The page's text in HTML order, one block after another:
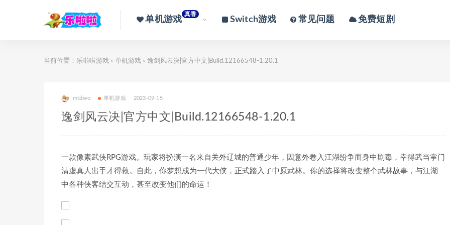
单机游戏
真香
Switch游戏 常见问题 免费短剧
当前位置： 乐啦啦游戏 > 单机游戏 > 逸剑风云决|官方中文|Build.12166548-1.20.1
mtdwo 单机游戏 2023-09-15
逸剑风云决|官方中文|Build.12166548-1.20.1
一款像素武侠RPG游戏。玩家将扮演一名来自关外辽城的普通少年，因意外卷入江湖纷争而身中剧毒，幸得武当掌门
清虚真人出手才得救。自此，你梦想成为一代大侠，正式踏入了中原武林。你的选择将改变整个武林故事，与江湖
中各种侠客结交互动，甚至改变他们的命运！